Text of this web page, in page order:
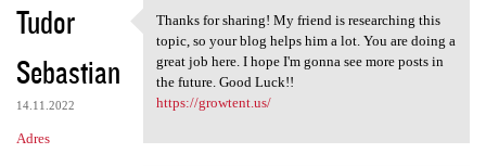
Tudor
Sebastian
14.11.2022
Adres
Thanks for sharing! My friend
Thanks for sharing! My friend is researching this
topic, so your blog helps him a lot. You are doing a
great job here. I hope I'm gonna see more posts in
the future. Good Luck!!
https://growtent.us/